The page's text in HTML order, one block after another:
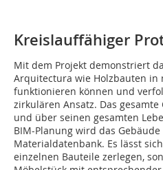
Kreislauffähiger
Mit dem Projekt demonstriert
Arquitectura wie Holzbauten in
funktionieren können und
zirkulären Ansatz. Das
und über seinen gesamten
BIM-Planung wird das
Materialdatenbank. Es lässt
einzelnen Bauteile zerlegen,